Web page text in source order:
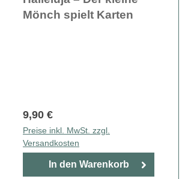
Mönch spielt Karten
9,90 €
Preise inkl. MwSt. zzgl.
Versandkosten
In den Warenkorb